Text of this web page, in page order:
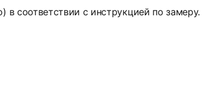
соответствии с инструкцией по замеру.